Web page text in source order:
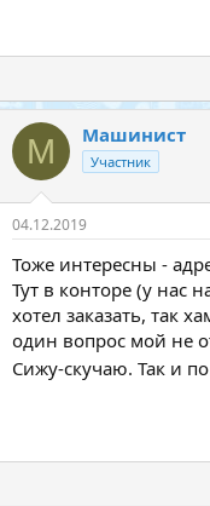
М Машинист
Участник
04.12.2019
Тоже интересны -
Тут в конторе (у нас
хотел заказать, так
один вопрос мой не
Сижу-скучаю. Так и